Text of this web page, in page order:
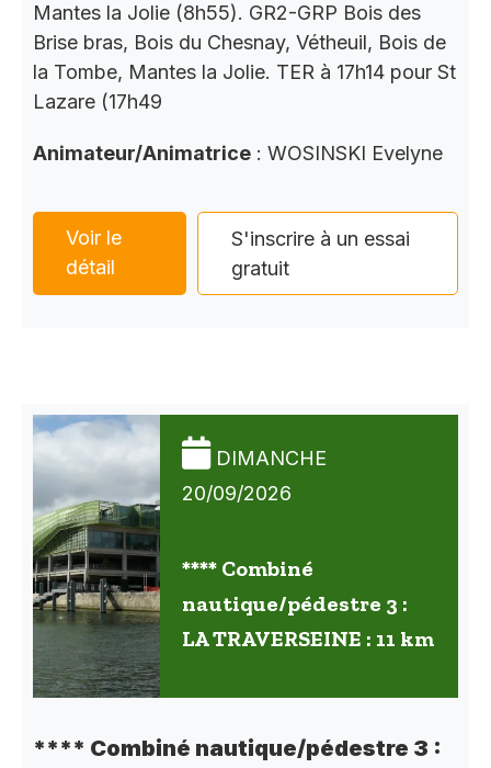
Mantes la Jolie (8h55). GR2-GRP Bois des
Brise bras, Bois du Chesnay, Vétheuil, Bois de
la Tombe, Mantes la Jolie. TER à 17h14 pour St
Lazare (17h49
Animateur/Animatrice : WOSINSKI Evelyne
Voir le
détail
S'inscrire à un essai
gratuit
DIMANCHE
20/09/2026
**** Combiné
nautique/pédestre 3 :
LA TRAVERSEINE : 11 km
**** Combiné nautique/pédestre 3 :